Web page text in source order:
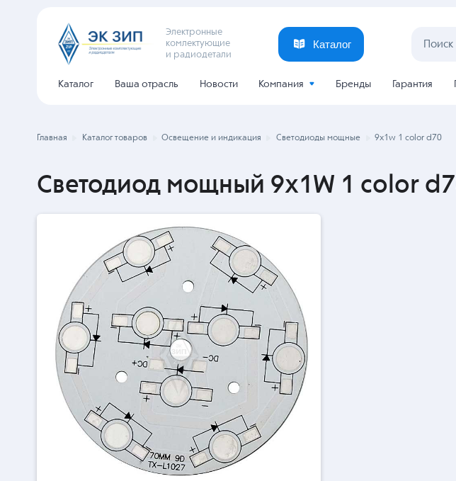
Электронные
комлектующие
и радиодетали
Каталог
Каталог Ваша отрасль Новости Компания Бренды Гарантия
Главная Каталог товаров Освещение и индикация Светодиоды мощные 9x1w 1 color d70
Светодиод мощный 9x1W 1 color